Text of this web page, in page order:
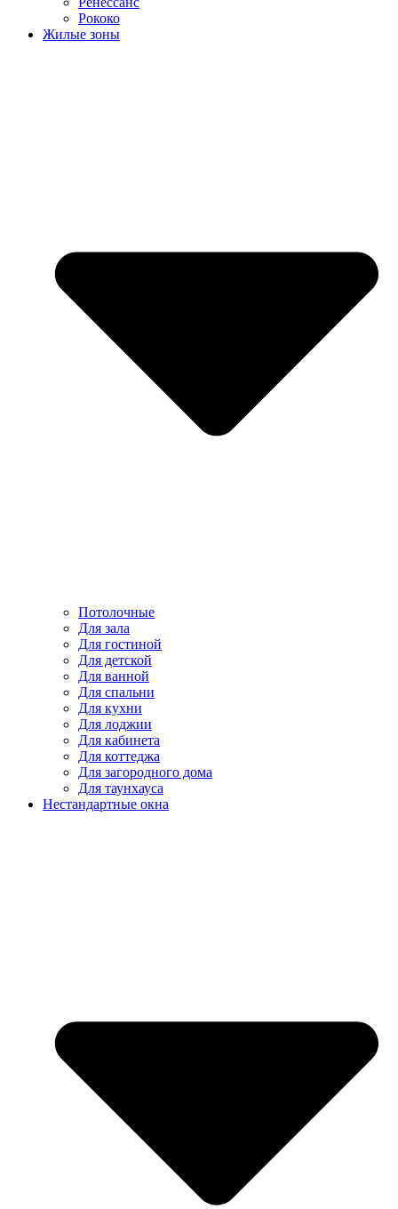
Рококо
Жилые зоны
Потолочные
Для зала
Для гостиной
Для детской
Для ванной
Для спальни
Для кухни
Для лоджии
Для кабинета
Для коттеджа
Для загородного дома
Для таунхауса
Нестандартные окна